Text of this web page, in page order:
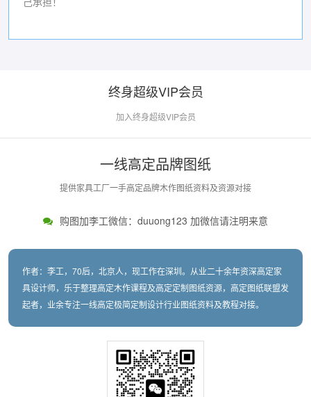
终身超级VIP会员
加入终身超级VIP会员
一线高定品牌图纸
提供家具工厂一手高定品牌木作图纸资料及资源对接
购图加李工微信：duuong123 加微信请注明来意
作者：李工，70后，北京人，现工作在深圳。从业二十余年资深高定家
具设计师，乐于整理高定木作课程及高定定制图纸资源，高定图纸联盟发
起者，业余专注一线高定极简定制设计行业图纸资料及教程对接。